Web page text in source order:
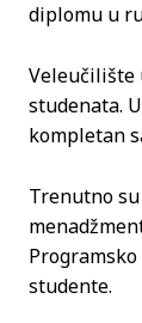
diplomu u
Veleučilište
studenata.
kompletan
Trenutno
studente.